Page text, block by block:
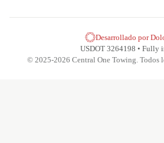
Desarrollado por
USDOT 3264198 • Fully
© 2025-2026 Central One Towing. Todos